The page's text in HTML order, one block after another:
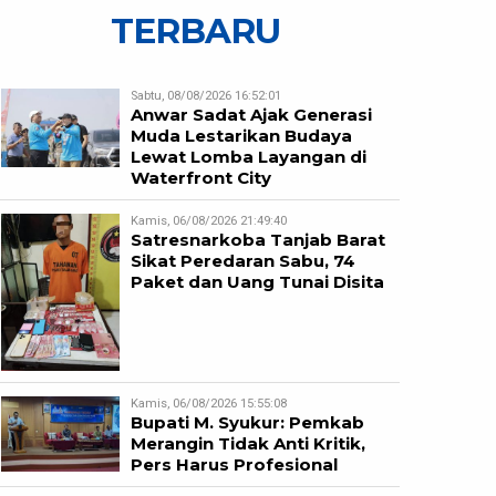
TERBARU
Sabtu, 08/08/2026 16:52:01
Anwar Sadat Ajak Generasi
Muda Lestarikan Budaya
Lewat Lomba Layangan di
Waterfront City
Kamis, 06/08/2026 21:49:40
Satresnarkoba Tanjab Barat
Sikat Peredaran Sabu, 74
Paket dan Uang Tunai Disita
Kamis, 06/08/2026 15:55:08
Bupati M. Syukur: Pemkab
Merangin Tidak Anti Kritik,
Pers Harus Profesional